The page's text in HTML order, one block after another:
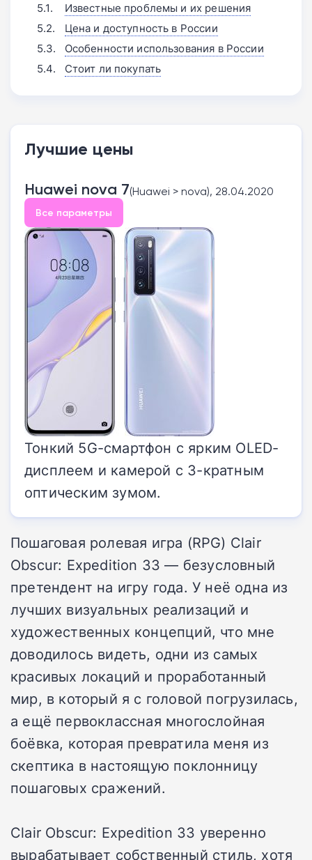
Известные проблемы и их решения
Цена и доступность в России
Особенности использования в России
Стоит ли покупать
Лучшие цены
Huawei nova 7(Huawei > nova), 28.04.2020
Все параметры
Тонкий 5G-смартфон с ярким OLED-
дисплеем и камерой с 3-кратным
оптическим зумом.
Пошаговая ролевая игра (RPG) Clair
Obscur: Expedition 33 — безусловный
претендент на игру года. У неё одна из
лучших визуальных реализаций и
художественных концепций, что мне
доводилось видеть, одни из самых
красивых локаций и проработанный
мир, в который я с головой погрузилась,
а ещё первоклассная многослойная
боёвка, которая превратила меня из
скептика в настоящую поклонницу
пошаговых сражений.
Clair Obscur: Expedition 33 уверенно
вырабатывает собственный стиль, хотя